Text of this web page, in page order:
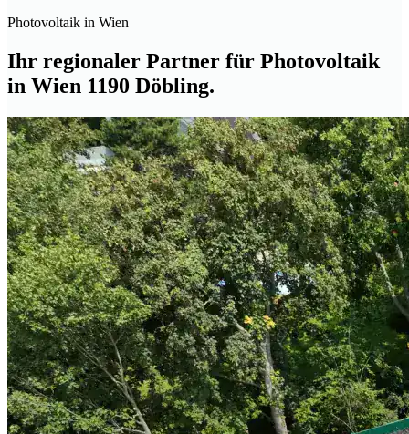
Photovoltaik in Wien
Ihr regionaler Partner für Photovoltaik
in Wien 1190 Döbling.